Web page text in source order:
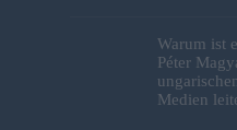
Warum ist
Péter
Medien